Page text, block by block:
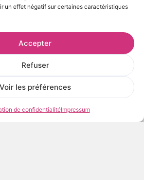
un effet négatif sur certaines caractéristiques
Accepter
Refuser
Voir les préférences
de confidentialitéImpressum
AJOUTER AU PANIER
de l’artiste